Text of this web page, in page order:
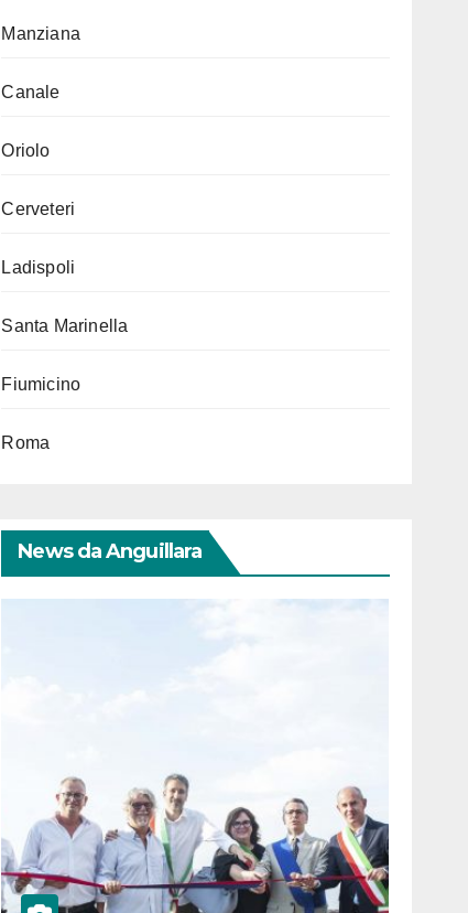
Manziana
Canale
Oriolo
Cerveteri
Ladispoli
Santa Marinella
Fiumicino
Roma
News da Anguillara